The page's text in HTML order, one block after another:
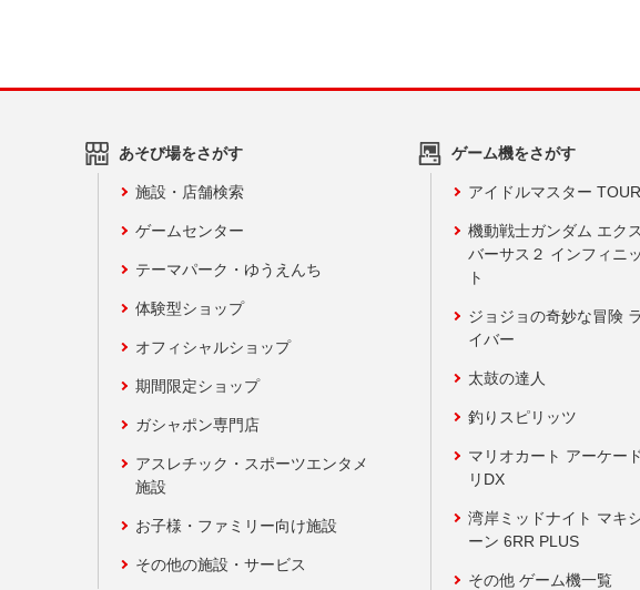
あそび場をさがす
施設・店舗検索
ゲームセンター
テーマパーク・ゆうえんち
体験型ショップ
オフィシャルショップ
期間限定ショップ
ガシャポン専門店
アスレチック・スポーツエンタメ
施設
お子様・ファミリー向け施設
その他の施設・サービス
ゲーム機をさがす
アイドルマスター
機動戦士ガンダム エク
バーサス２ インフィニ
ト
ジョジョの奇妙な冒険
イバー
太鼓の達人
釣りスピリッツ
マリオカート アーケー
リDX
湾岸ミッドナイト マキ
ーン 6RR PLUS
その他 ゲーム機一覧